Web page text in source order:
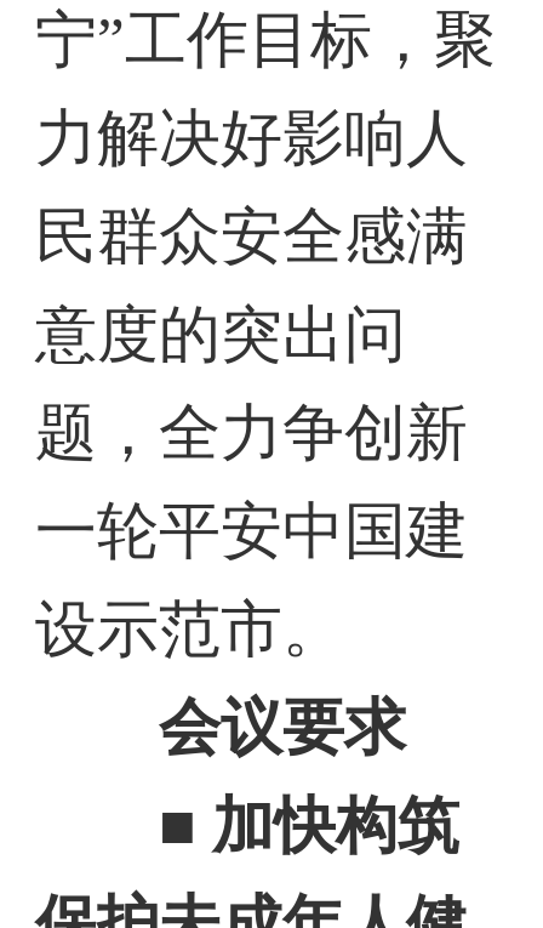
宁”工作目标，聚
力解决好影响人
民群众安全感满
意度的突出问
题，全力争创新
一轮平安中国建
设示范市。
会议要求
■ 加快构筑